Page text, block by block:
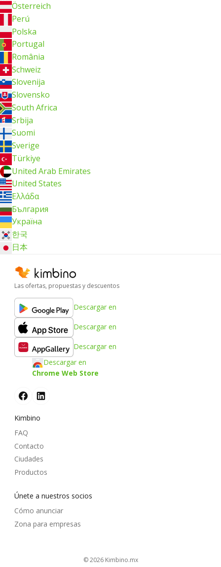
Österreich
Perú
Polska
Portugal
România
Schweiz
Slovenija
Slovensko
South Africa
Srbija
Suomi
Sverige
Türkiye
United Arab Emirates
United States
Ελλάδα
България
Україна
한국
日本
Las ofertas, propuestas y descuentos
Descargar en
Descargar en
Descargar en
Descargar en
Chrome Web Store
Kimbino
FAQ
Contacto
Ciudades
Productos
Únete a nuestros socios
Cómo anunciar
Zona para empresas
© 2026 kimbino.mx